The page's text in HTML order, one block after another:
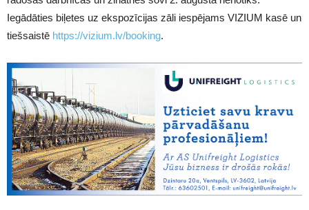
Iegādāties biļetes uz ekspozīcijas zāli iespējams VIZIUM kasē un
tiešsaistē https://vizium.lv/booking.